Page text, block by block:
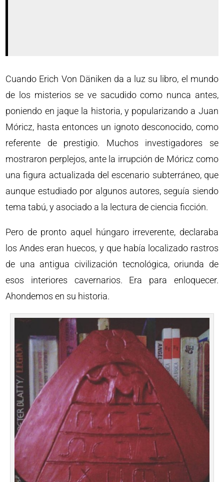
Cuando Erich Von Däniken da a luz su libro, el mundo
de los misterios se ve sacudido como nunca antes,
poniendo en jaque la historia, y popularizando a Juan
Móricz, hasta entonces un ignoto desconocido, como
referente de prestigio. Muchos investigadores se
mostraron perplejos, ante la irrupción de Móricz como
una figura actualizada del escenario subterráneo, que
aunque estudiado por algunos autores, seguía siendo
tema tabú, y asociado a la lectura de ciencia ficción.
Pero de pronto aquel húngaro irreverente, declaraba
los Andes eran huecos, y que había localizado rastros
de una antigua civilización tecnológica, oriunda de
esos interiores cavernarios. Era para enloquecer.
Ahondemos en su historia.